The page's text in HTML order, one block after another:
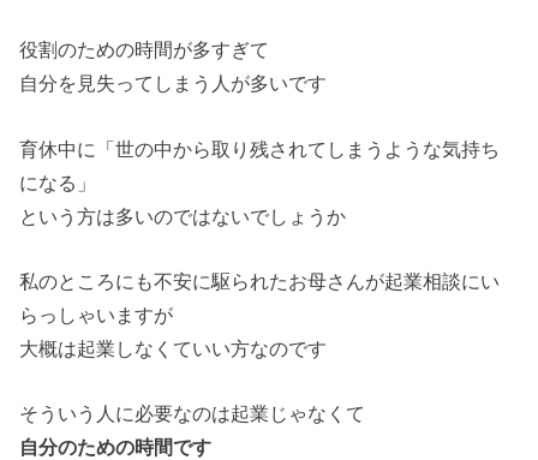
役割のための時間が多すぎて
自分を見失ってしまう人が多いです
育休中に「世の中から取り残されてしまうような気持ち
になる」
という方は多いのではないでしょうか
私のところにも不安に駆られたお母さんが起業相談にい
らっしゃいますが
大概は起業しなくていい方なのです
そういう人に必要なのは起業じゃなくて
自分のための時間です